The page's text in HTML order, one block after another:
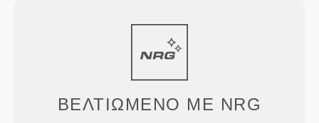
ΒΕΛΤΙΩΜΕΝΟ ΜΕ NRG